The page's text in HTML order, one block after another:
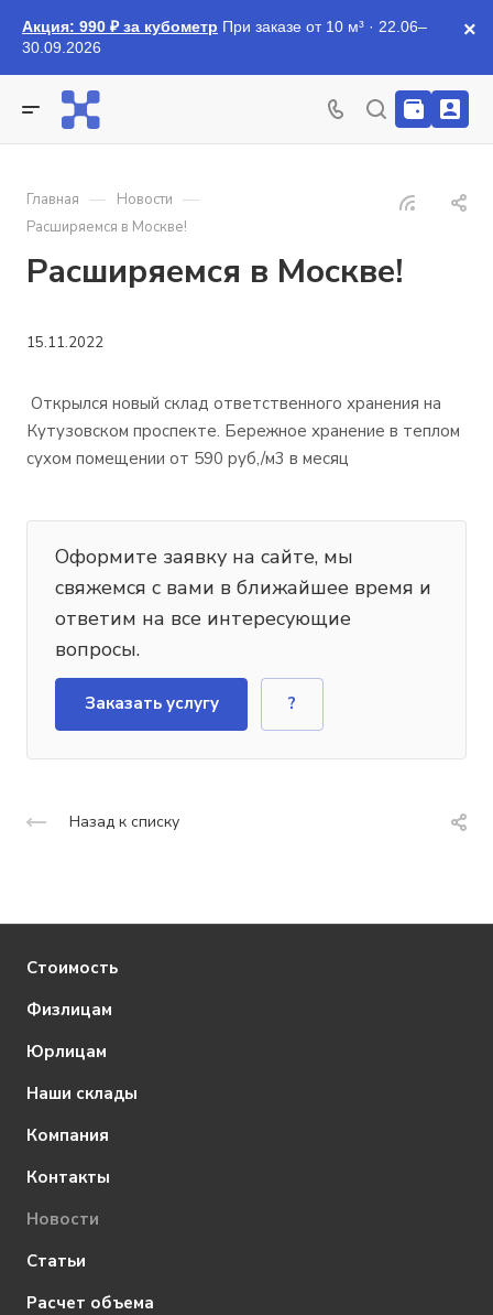
Акция: 990 ₽ за кубометр При заказе от 10 м³ · 22.06–
30.09.2026
×
Главная — Новости —
Расширяемся в Москве!
Расширяемся в Москве!
15.11.2022
Открылся новый склад ответственного хранения на
Кутузовском проспекте. Бережное хранение в теплом
сухом помещении от 590 руб,/м3 в месяц
Оформите заявку на сайте, мы
свяжемся с вами в ближайшее время и
ответим на все интересующие
вопросы.
Заказать услугу ?
Назад к списку
Стоимость
Физлицам
Юрлицам
Наши склады
Компания
Контакты
Новости
Статьи
Расчет объема